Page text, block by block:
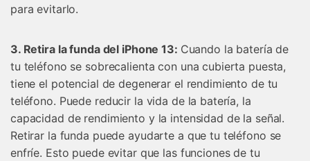
para evitarlo.
3. Retira la funda del iPhone 13: Cuando la batería de
tu teléfono se sobrecalienta con una cubierta puesta,
tiene el potencial de degenerar el rendimiento de tu
teléfono. Puede reducir la vida de la batería, la
capacidad de rendimiento y la intensidad de la señal.
Retirar la funda puede ayudarte a que tu teléfono se
enfríe. Esto puede evitar que las funciones de tu